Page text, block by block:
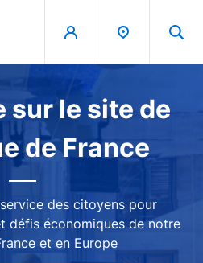
sur le site de
de France
des citoyens pour
défis économiques de notre
et en Europe